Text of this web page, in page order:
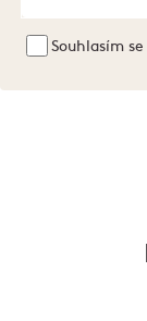
Souhlasím se